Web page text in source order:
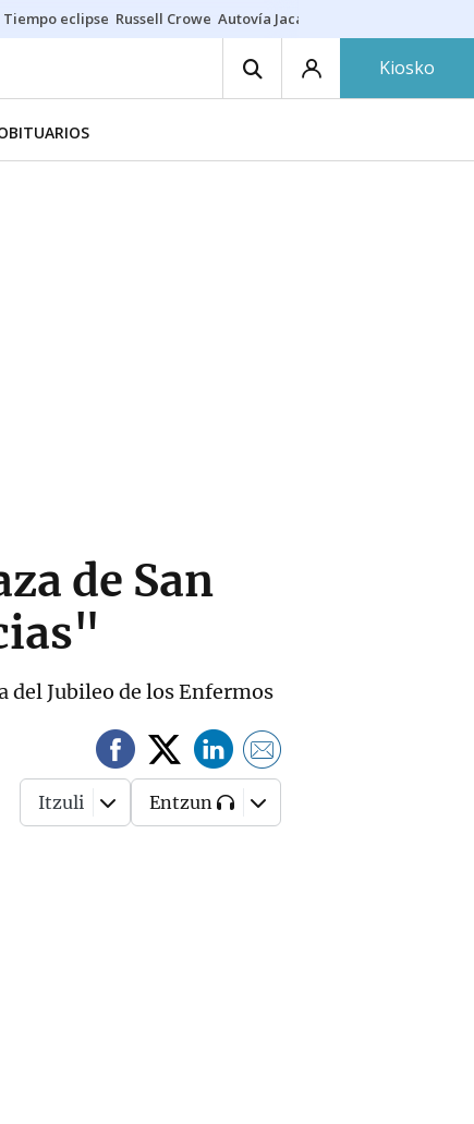
Tiempo eclipse Russell Crowe Autovía Jaca
Kiosko
de San
del Jubileo de los Enfermos
Itzuli Entzun